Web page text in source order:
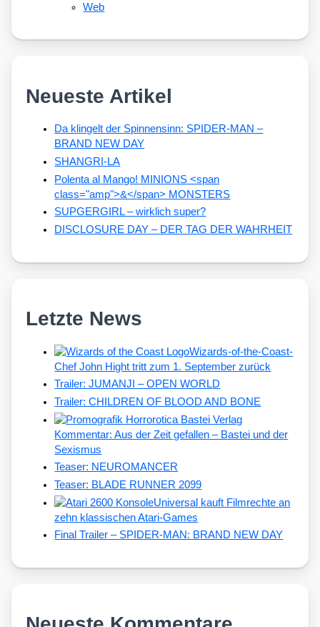
Web
Neueste Artikel
Da klingelt der Spinnensinn: SPIDER-MAN –
BRAND NEW DAY
SHANGRI-LA
Polenta al Mango! MINIONS <span
class="amp">&</span> MONSTERS
SUPGERGIRL – wirklich super?
DISCLOSURE DAY – DER TAG DER WAHRHEIT
Letzte News
Wizards-of-the-Coast-
Chef John Hight tritt zum 1. September zurück
Trailer: JUMANJI – OPEN WORLD
Trailer: CHILDREN OF BLOOD AND BONE
Kommentar: Aus der Zeit gefallen – Bastei und der
Sexismus
Teaser: NEUROMANCER
Teaser: BLADE RUNNER 2099
Universal kauft Filmrechte an
zehn klassischen Atari-Games
Final Trailer – SPIDER-MAN: BRAND NEW DAY